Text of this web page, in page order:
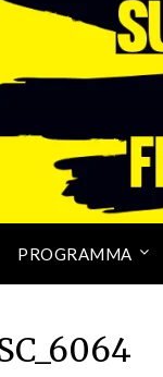
PROGRAMMA